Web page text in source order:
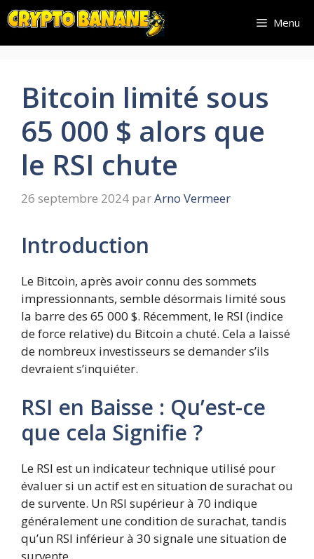
Aller
au
contenu
Menu
Bitcoin limité sous
65 000 $ alors que
le RSI chute
26 septembre 2024 parArno Vermeer
Introduction
Le Bitcoin, après avoir connu des sommets
impressionnants, semble désormais limité sous
la barre des 65 000 $. Récemment, le RSI (indice
de force relative) du Bitcoin a chuté. Cela a laissé
de nombreux investisseurs se demander s’ils
devraient s’inquiéter.
RSI en Baisse : Qu’est-ce
que cela Signifie ?
Le RSI est un indicateur technique utilisé pour
évaluer si un actif est en situation de surachat ou
de survente. Un RSI supérieur à 70 indique
généralement une condition de surachat, tandis
qu’un RSI inférieur à 30 signale une situation de